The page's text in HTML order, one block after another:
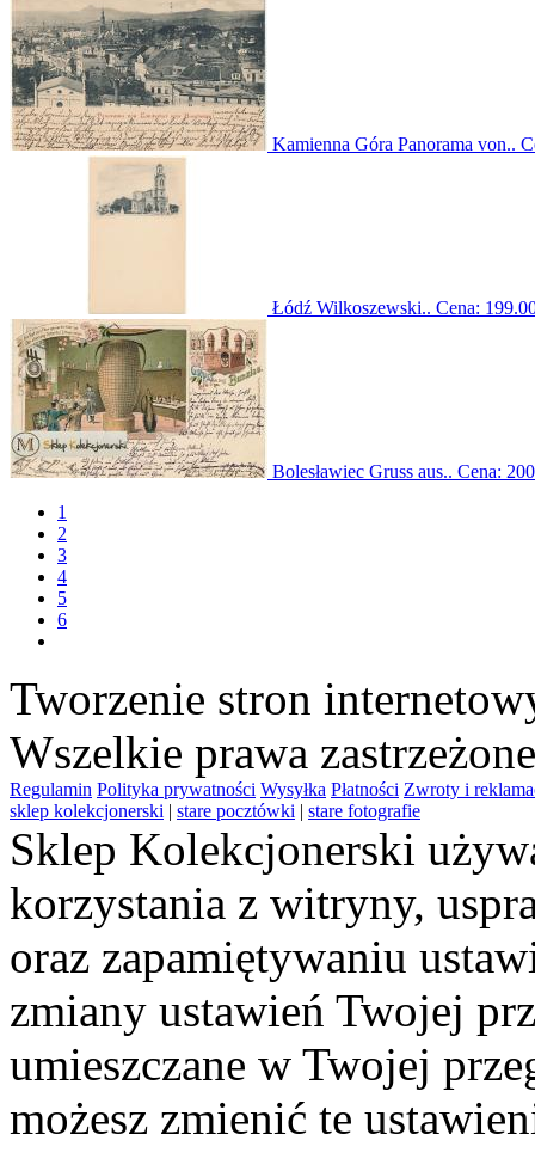
Kamienna Góra Panorama von..
Łódź Wilkoszewski.. Cena:
Bolesławiec Gruss aus.. Cena:
1
2
3
4
5
6
Tworzenie stron
Wszelkie prawa
Regulamin Polityka prywatności Wysyłka Płatności Zwroty i
sklep kolekcjonerski | stare pocztówki | stare fotografie
Sklep Kolekcjonerski
korzystania z witryny,
oraz zapamiętywaniu
zmiany ustawień Twojej
umieszczane w Twojej
możesz zmienić te